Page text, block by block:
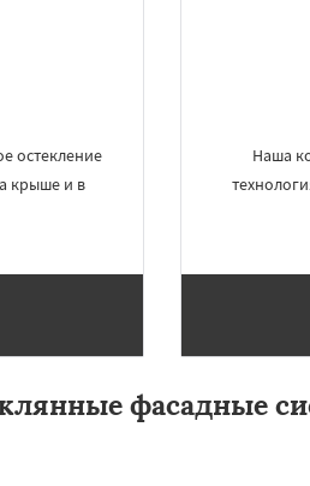
×
остекление
крыше и в
Наша
фасадные